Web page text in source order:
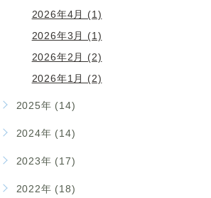
2026年4月 (1)
2026年3月 (1)
2026年2月 (2)
2026年1月 (2)
2025年 (14)
2024年 (14)
2023年 (17)
2022年 (18)